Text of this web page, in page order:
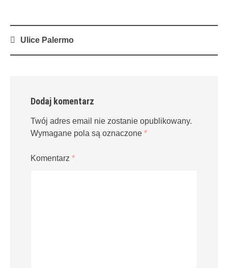
PostUlice Palermo
Dodaj komentarz
Twój adres email nie zostanie opublikowany.
Wymagane pola są oznaczone *
Komentarz *